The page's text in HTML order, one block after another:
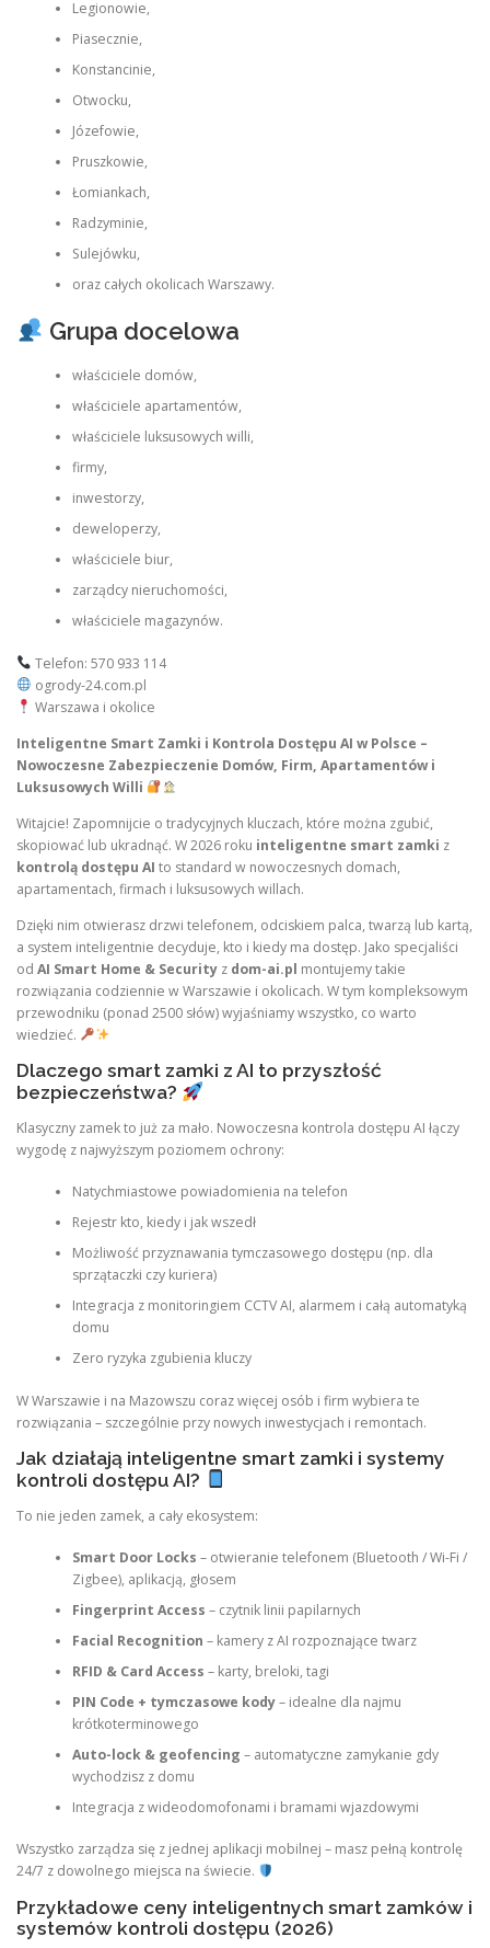
Legionowie,
Piasecznie,
Konstancinie,
Otwocku,
Józefowie,
Pruszkowie,
Łomiankach,
Radzyminie,
Sulejówku,
oraz całych okolicach Warszawy.
Grupa docelowa
właściciele domów,
właściciele apartamentów,
właściciele luksusowych willi,
firmy,
inwestorzy,
deweloperzy,
właściciele biur,
zarządcy nieruchomości,
właściciele magazynów.
Telefon: 570 933 114
ogrody-24.com.pl
Warszawa i okolice
Inteligentne Smart Zamki i Kontrola Dostępu AI w Polsce –
Nowoczesne Zabezpieczenie Domów, Firm, Apartamentów i
Luksusowych Willi
Witajcie! Zapomnijcie o tradycyjnych kluczach, które można zgubić,
skopiować lub ukradnąć. W 2026 roku inteligentne smart zamki z
kontrolą dostępu AI to standard w nowoczesnych domach,
apartamentach, firmach i luksusowych willach.
Dzięki nim otwierasz drzwi telefonem, odciskiem palca, twarzą lub kartą,
a system inteligentnie decyduje, kto i kiedy ma dostęp. Jako specjaliści
od AI Smart Home & Security z dom-ai.pl montujemy takie
rozwiązania codziennie w Warszawie i okolicach. W tym kompleksowym
przewodniku (ponad 2500 słów) wyjaśniamy wszystko, co warto
wiedzieć.
Dlaczego smart zamki z AI to przyszłość
bezpieczeństwa?
Klasyczny zamek to już za mało. Nowoczesna kontrola dostępu AI łączy
wygodę z najwyższym poziomem ochrony:
Natychmiastowe powiadomienia na telefon
Rejestr kto, kiedy i jak wszedł
Możliwość przyznawania tymczasowego dostępu (np. dla
sprzątaczki czy kuriera)
Integracja z monitoringiem CCTV AI, alarmem i całą automatyką
domu
Zero ryzyka zgubienia kluczy
W Warszawie i na Mazowszu coraz więcej osób i firm wybiera te
rozwiązania – szczególnie przy nowych inwestycjach i remontach.
Jak działają inteligentne smart zamki i systemy
kontroli dostępu AI?
To nie jeden zamek, a cały ekosystem:
Smart Door Locks – otwieranie telefonem (Bluetooth / Wi-Fi /
Zigbee), aplikacją, głosem
Fingerprint Access – czytnik linii papilarnych
Facial Recognition – kamery z AI rozpoznające twarz
RFID & Card Access – karty, breloki, tagi
PIN Code + tymczasowe kody– idealne dla najmu
krótkoterminowego
Auto-lock & geofencing – automatyczne zamykanie gdy
wychodzisz z domu
Integracja z wideodomofonami i bramami wjazdowymi
Wszystko zarządza się z jednej aplikacji mobilnej – masz pełną kontrolę
24/7 z dowolnego miejsca na świecie.
Przykładowe ceny inteligentnych smart zamków i
systemów kontroli dostępu (2026)